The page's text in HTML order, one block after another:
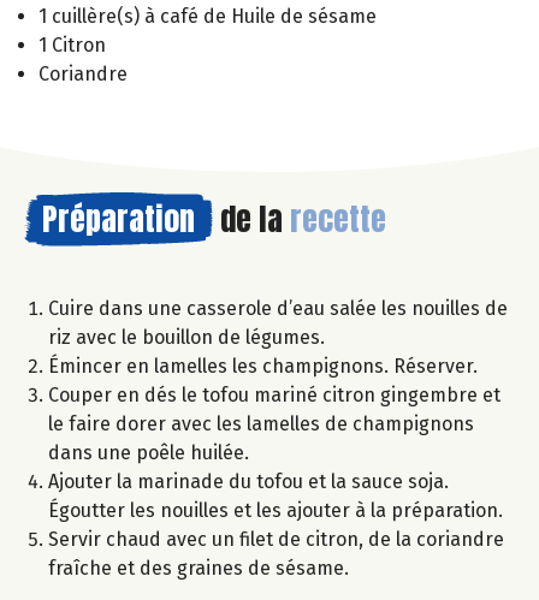
1 cuillère(s) à café de Huile de sésame
1 Citron
Coriandre
Préparation de la recette
Cuire dans une casserole d’eau salée les nouilles de
riz avec le bouillon de légumes.
Émincer en lamelles les champignons. Réserver.
Couper en dés le tofou mariné citron gingembre et
le faire dorer avec les lamelles de champignons
dans une poêle huilée.
Ajouter la marinade du tofou et la sauce soja.
Égoutter les nouilles et les ajouter à la préparation.
Servir chaud avec un filet de citron, de la coriandre
fraîche et des graines de sésame.